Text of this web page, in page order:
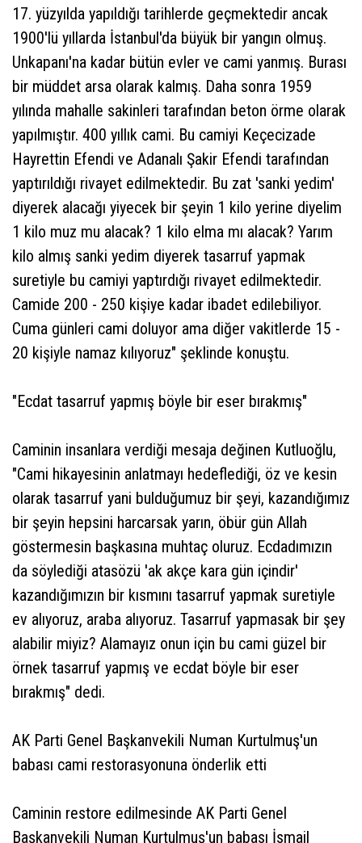
17. yüzyılda yapıldığı tarihlerde geçmektedir ancak
1900'lü yıllarda İstanbul'da büyük bir yangın olmuş.
Unkapanı'na kadar bütün evler ve cami yanmış. Burası
bir müddet arsa olarak kalmış. Daha sonra 1959
yılında mahalle sakinleri tarafından beton örme olarak
yapılmıştır. 400 yıllık cami. Bu camiyi Keçecizade
Hayrettin Efendi ve Adanalı Şakir Efendi tarafından
yaptırıldığı rivayet edilmektedir. Bu zat 'sanki yedim'
diyerek alacağı yiyecek bir şeyin 1 kilo yerine diyelim
1 kilo muz mu alacak? 1 kilo elma mı alacak? Yarım
kilo almış sanki yedim diyerek tasarruf yapmak
suretiyle bu camiyi yaptırdığı rivayet edilmektedir.
Camide 200 - 250 kişiye kadar ibadet edilebiliyor.
Cuma günleri cami doluyor ama diğer vakitlerde 15 -
20 kişiyle namaz kılıyoruz" şeklinde konuştu.
"Ecdat tasarruf yapmış böyle bir eser bırakmış"
Caminin insanlara verdiği mesaja değinen Kutluoğlu,
"Cami hikayesinin anlatmayı hedeflediği, öz ve kesin
olarak tasarruf yani bulduğumuz bir şeyi, kazandığımız
bir şeyin hepsini harcarsak yarın, öbür gün Allah
göstermesin başkasına muhtaç oluruz. Ecdadımızın
da söylediği atasözü 'ak akçe kara gün içindir'
kazandığımızın bir kısmını tasarruf yapmak suretiyle
ev alıyoruz, araba alıyoruz. Tasarruf yapmasak bir şey
alabilir miyiz? Alamayız onun için bu cami güzel bir
örnek tasarruf yapmış ve ecdat böyle bir eser
bırakmış" dedi.
AK Parti Genel Başkanvekili Numan Kurtulmuş'un
babası cami restorasyonuna önderlik etti
Caminin restore edilmesinde AK Parti Genel
Başkanvekili Numan Kurtulmuş'un babası İsmail